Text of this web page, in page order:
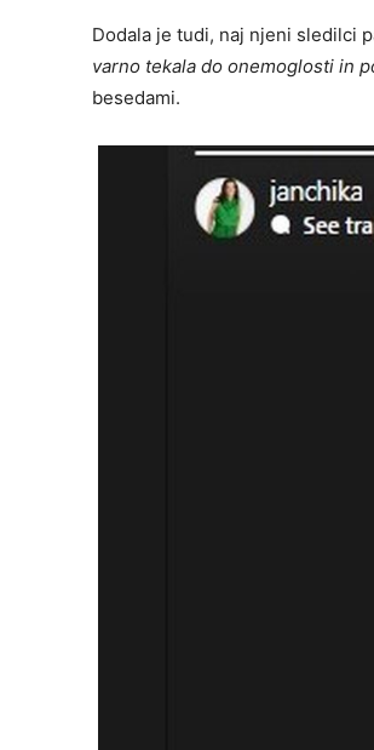
Dodala je tudi, naj njeni sledilci
varno tekala do onemoglosti in
besedami.